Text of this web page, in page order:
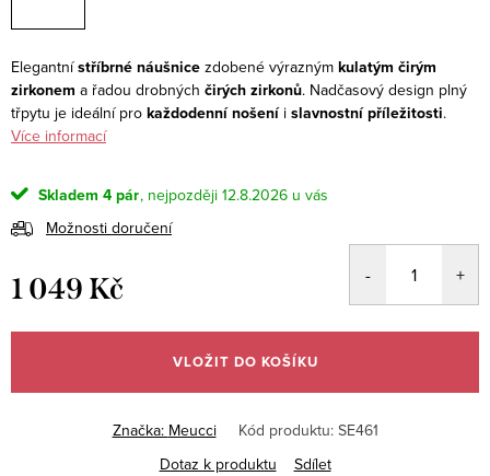
Elegantnístříbrné náušnice zdobené výrazným kulatým čirým
zirkonem a řadou drobných čirých zirkonů. Nadčasový design plný
třpytu je ideální pro každodenní nošeníi slavnostní příležitosti.
Více informací
Skladem 4 pár
12.8.2026
Možnosti doručení
1 049 Kč
cena:
VLOŽIT DO KOŠÍKU
Značka: Meucci Kód produktu: SE461
Dotaz k produktu
Sdílet